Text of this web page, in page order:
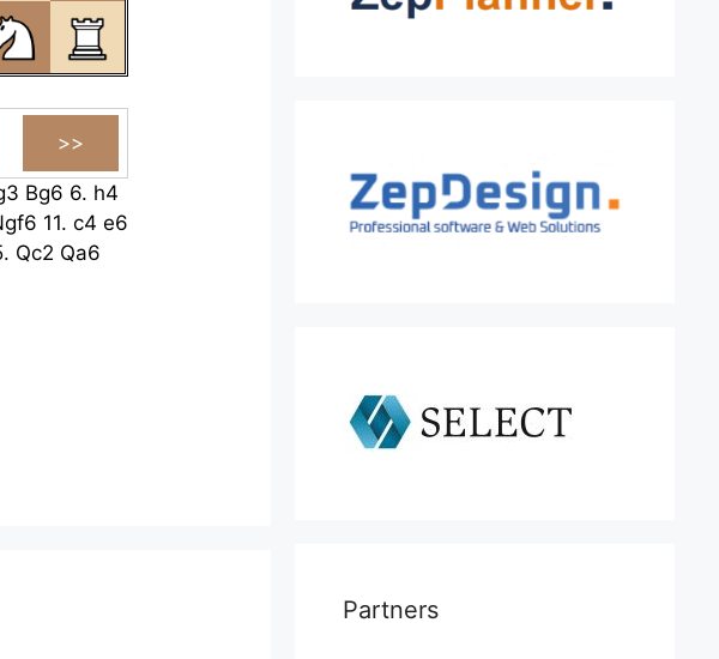
Bg6 6. h4
11. c4 e6
Qc2 Qa6
Partners